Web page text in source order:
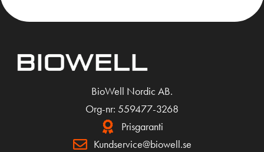
BioWell Nordic AB.
Org-nr: 559477-3268
Prisgaranti
Kundservice@biowell.se